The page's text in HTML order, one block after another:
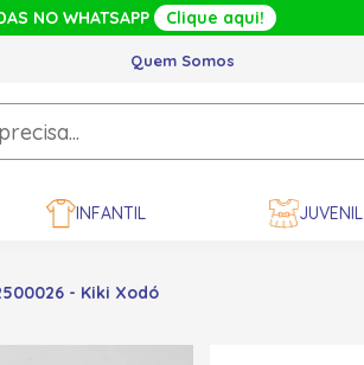
NO WHATSAPP Clique aqui!
Quem Somos
INFANTIL JUVENIL
- Kiki Xodó